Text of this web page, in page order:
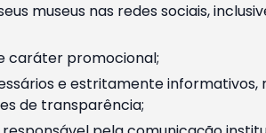
museus nas redes sociais,
caráter promocional;
e estritamente
de transparência;